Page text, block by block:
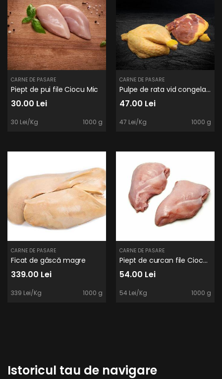
CARNE DE PASARE
Piept de pui file Ciocu Mic
30.00 Lei
30 Lei/Kg 1000 g
CARNE DE PASARE
Pulpe de rata vid congelate
47.00 Lei
47 Lei/Kg 1000 g
CARNE DE PASARE
Ficat de gâscă magre
339.00 Lei
339 Lei/Kg 1000 g
CARNE DE PASARE
Piept de curcan file Ciocu Mic
54.00 Lei
54 Lei/Kg 1000 g
Istoricul tau de navigare